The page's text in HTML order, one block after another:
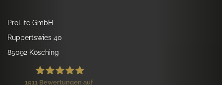
ProLife GmbH
Ruppertswies 40
85092 Kösching
1911 Bewertungen auf